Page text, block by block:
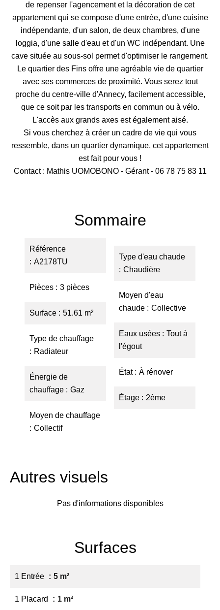
de repenser l'agencement et la décoration de cet
appartement qui se compose d'une entrée, d'une cuisine
indépendante, d'un salon, de deux chambres, d'une
loggia, d'une salle d'eau et d'un WC indépendant. Une
cave située au sous-sol permet d'optimiser le rangement.
Le quartier des Fins offre une agréable vie de quartier
avec ses commerces de proximité. Vous serez tout
proche du centre-ville d'Annecy, facilement accessible,
que ce soit par les transports en commun ou à vélo.
L'accès aux grands axes est également aisé.
Si vous cherchez à créer un cadre de vie qui vous
ressemble, dans un quartier dynamique, cet appartement
est fait pour vous !
Contact : Mathis UOMOBONO - Gérant - 06 78 75 83 11
Sommaire
Référence
A2178TU
Pièces 3 pièces
Surface 51.61 m²
Type de chauffage
Radiateur
Énergie de
chauffage
Gaz
Moyen de chauffage
Collectif
Type d'eau chaude
Chaudière
Moyen d'eau
chaude
Collective
Eaux usées
Tout à
l'égout
État À rénover
Étage 2ème
Autres visuels
Pas d'informations disponibles
Surfaces
1 Entrée 5 m²
1 Placard 1 m²